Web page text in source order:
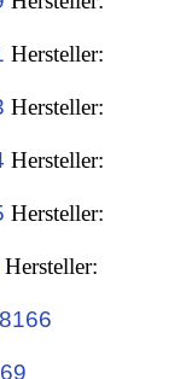
Hersteller:
Hersteller:
Hersteller:
Hersteller:
Hersteller: